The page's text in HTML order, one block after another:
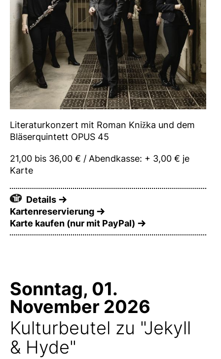
Literaturkonzert mit Roman Knižka und dem
Bläserquintett OPUS 45
21,00 bis 36,00 € / Abendkasse: + 3,00 € je
Karte
Details
Kartenreservierung
Karte kaufen (nur mit PayPal)
Sonntag, 01.
November 2026
Kulturbeutel zu "Jekyll
& Hyde"